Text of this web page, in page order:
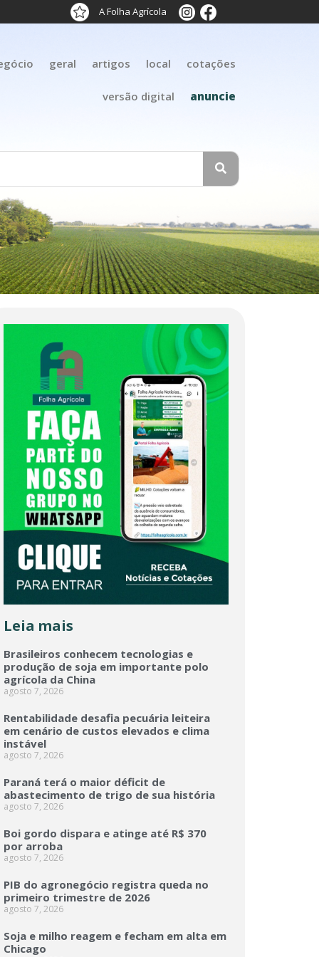
A Folha Agrícola
geral artigos local cotações
versão digital anuncie
Leia mais
Brasileiros conhecem tecnologias e
produção de soja em importante polo
agrícola da China
agosto 7, 2026
Rentabilidade desafia pecuária leiteira
em cenário de custos elevados e clima
instável
agosto 7, 2026
Paraná terá o maior déficit de
abastecimento de trigo de sua história
agosto 7, 2026
Boi gordo dispara e atinge até R$ 370
por arroba
agosto 7, 2026
PIB do agronegócio registra queda no
primeiro trimestre de 2026
agosto 7, 2026
Soja e milho reagem e fecham em alta em
Chicago